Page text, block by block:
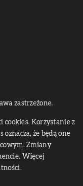
zastrzeżone.
Korzystanie z
że będą one
Zmiany
Więcej
.